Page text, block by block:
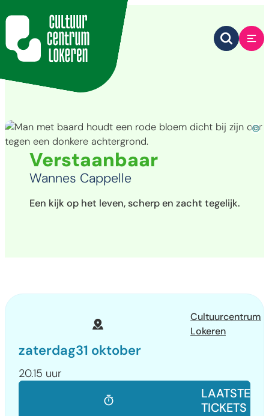
Naar inhoud
Cultuurcentrum Lokeren
Zoek
Verstaanbaar
Wannes Cappelle
Een kijk op het leven, scherp en zacht tegelijk.
Cultuurcentrum
Lokeren
zaterdag31 oktober
20.15 uur
Reserveer
LAATSTE
TICKETS